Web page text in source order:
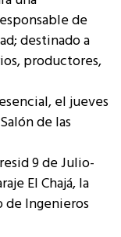
de
destinado a
productores,
el jueves
de las
9 de Julio-
El Chajá, la
de Ingenieros